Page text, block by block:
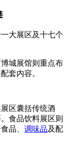
大展区及十七个
城展馆则重点布
套内容。
区囊括传统酒
食品饮料展区则
品、 调味品及配